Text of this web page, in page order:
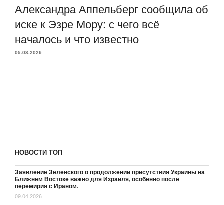
Александра Аппельберг сообщила об
иске к Эзре Мору: с чего всё
началось и что известно
05.08.2026
НОВОСТИ ТОП
Заявление Зеленского о продолжении присутствия Украины на
Ближнем Востоке важно для Израиля, особенно после
перемирия с Ираном.
09.04.2026